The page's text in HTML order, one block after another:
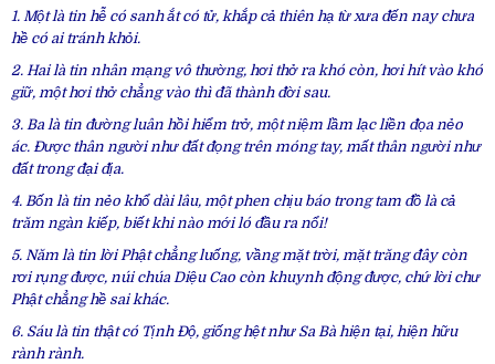
1. Một là tin hễ có sanh ắt có tử, khắp cả thiên hạ từ xưa đến nay chưa
hề có ai tránh khỏi.
2. Hai là tin nhân mạng vô thường, hơi thở ra khó còn, hơi hít vào khó
giữ, một hơi thở chẳng vào thì đã thành đời sau.
3. Ba là tin đường luân hồi hiểm trở, một niệm lầm lạc liền đọa nẻo
ác. Được thân người như đất đọng trên móng tay, mất thân người như
đất trong đại địa.
4. Bốn là tin nẻo khổ dài lâu, một phen chịu báo trong tam đồ là cả
trăm ngàn kiếp, biết khi nào mới ló đầu ra nổi!
5. Năm là tin lời Phật chẳng luống, vầng mặt trời, mặt trăng đây còn
rơi rụng được, núi chúa Diệu Cao còn khuynh động được, chứ lời chư
Phật chẳng hề sai khác.
6. Sáu là tin thật có Tịnh Độ, giống hệt như Sa Bà hiện tại, hiện hữu
rành rành.